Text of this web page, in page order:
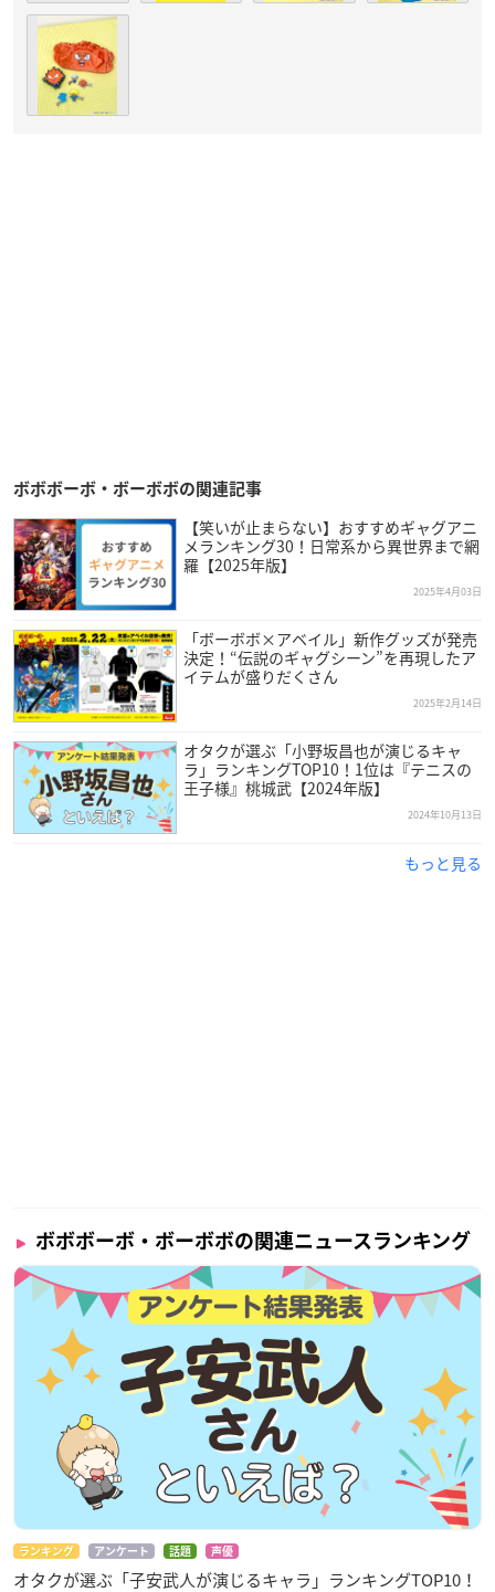
ボボボーボ・ボーボボの関連記事
【笑いが止まらない】おすすめギャグアニ
メランキング30！日常系から異世界まで網
羅【2025年版】
2025年4月03日
「ボーボボ×アベイル」新作グッズが発売
決定！“伝説のギャグシーン”を再現したア
イテムが盛りだくさん
2025年2月14日
オタクが選ぶ「小野坂昌也が演じるキャ
ラ」ランキングTOP10！1位は『テニスの
王子様』桃城武【2024年版】
2024年10月13日
もっと見る
ボボボーボ・ボーボボの関連ニュースランキング
ランキング アンケート 話題 声優
オタクが選ぶ「子安武人が演じるキャラ」ランキングTOP10！